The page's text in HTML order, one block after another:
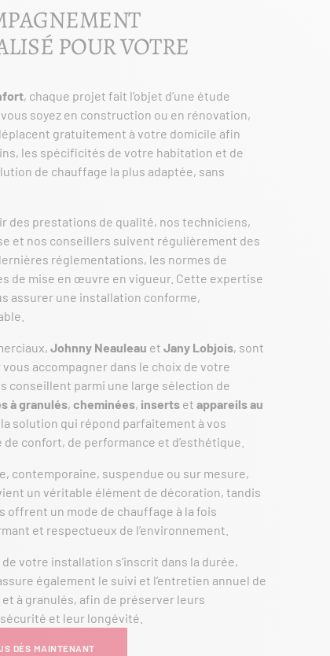
POUR VOTRE
, chaque projet fait l’objet d’une étude
soyez en construction ou en rénovation,
gratuitement à votre domicile afin
les spécificités de votre habitation et de
de chauffage la plus adaptée, sans
des prestations de qualité, nos techniciens,
et nos conseillers suivent régulièrement des
réglementations, les normes de
de mise en œuvre en vigueur. Cette expertise
assurer une installation conforme,
Johnny Neauleau et Jany Lobjois, sont
accompagner dans le choix de votre
conseillent parmi une large sélection de
à granulés, cheminées, inserts et appareils au
la solution qui répond parfaitement à vos
confort, de performance et d’esthétique.
contemporaine, suspendue ou sur mesure,
un véritable élément de décoration, tandis
offrent un mode de chauffage à la fois
et respectueux de l’environnement.
de votre installation s’inscrit dans la durée,
également le suivi et l’entretien annuel de
et à granulés, afin de préserver leurs
et leur longévité.
DÈS MAINTENANT